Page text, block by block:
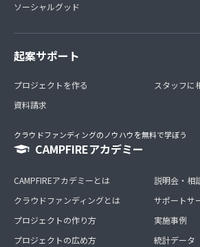
ソーシャルグッド
起案サポート
プロジェクトを作る
資料請求
スタッフに
クラウドファンディングのノウハウを無料で学ぼう
CAMPFIREアカデミー
CAMPFIREアカデミーとは
クラウドファンディングとは
プロジェクトの作り方
プロジェクトの広め方
説明会・相
サポートサ
実施事例
統計データ